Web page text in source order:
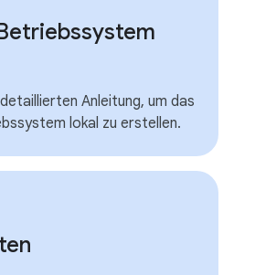
Anleitung, um das
lokal zu erstellen.